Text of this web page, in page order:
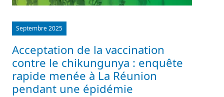
Septembre 2025
Acceptation de la vaccination
contre le chikungunya : enquête
rapide menée à La Réunion
pendant une épidémie